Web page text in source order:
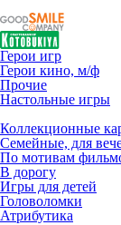
Герои игр
Герои кино, м/ф
Прочие
Настольные игры
Коллекционные
Семейные, для
По мотивам
В дорогу
Игры для детей
Головоломки
Атрибутика